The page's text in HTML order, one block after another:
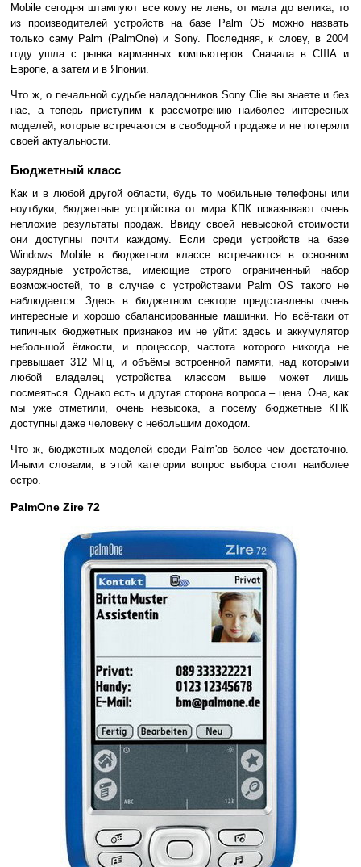
Mobile сегодня штампуют все кому не лень, от мала до велика, то
из производителей устройств на базе Palm OS можно назвать
только саму Palm (PalmOne) и Sony. Последняя, к слову, в 2004
году ушла с рынка карманных компьютеров. Сначала в США и
Европе, а затем и в Японии.
Что ж, о печальной судьбе наладонников Sony Clie вы знаете и без
нас, а теперь приступим к рассмотрению наиболее интересных
моделей, которые встречаются в свободной продаже и не потеряли
своей актуальности.
Бюджетный класс
Как и в любой другой области, будь то мобильные телефоны или
ноутбуки, бюджетные устройства от мира КПК показывают очень
неплохие результаты продаж. Ввиду своей невысокой стоимости
они доступны почти каждому. Если среди устройств на базе
Windows Mobile в бюджетном классе встречаются в основном
заурядные устройства, имеющие строго ограниченный набор
возможностей, то в случае с устройствами Palm OS такого не
наблюдается. Здесь в бюджетном секторе представлены очень
интересные и хорошо сбалансированные машинки. Но всё-таки от
типичных бюджетных признаков им не уйти: здесь и аккумулятор
небольшой ёмкости, и процессор, частота которого никогда не
превышает 312 МГц, и объёмы встроенной памяти, над которыми
любой владелец устройства классом выше может лишь
посмеяться. Однако есть и другая сторона вопроса – цена. Она, как
мы уже отметили, очень невысока, а посему бюджетные КПК
доступны даже человеку с небольшим доходом.
Что ж, бюджетных моделей среди Palm'ов более чем достаточно.
Иными словами, в этой категории вопрос выбора стоит наиболее
остро.
PalmOne Zire 72